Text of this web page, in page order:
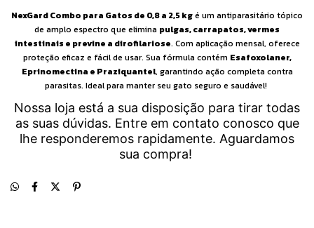
NexGard Combo para Gatos de 0,8 a 2,5 kgé um antiparasitário tópico
de amplo espectro que elimina pulgas, carrapatos, vermes
intestinais e previne a dirofilariose. Com aplicação mensal, oferece
proteção eficaz e fácil de usar. Sua fórmula contém Esafoxolaner,
Eprinomectina e Praziquantel, garantindo ação completa contra
parasitas. Ideal para manter seu gato seguro e saudável!
Nossa loja está a sua disposição para tirar todas
as suas dúvidas. Entre em contato conosco que
lhe responderemos rapidamente. Aguardamos
sua compra!